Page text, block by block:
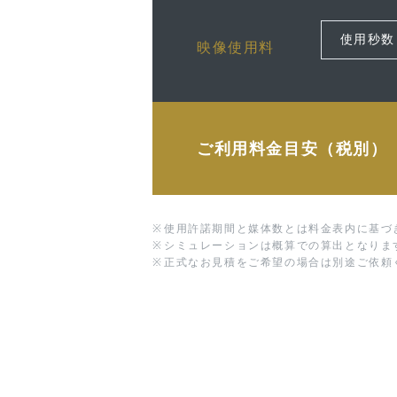
映像使用料
ご利用料金目安（税別）
※ 使用許諾期間と媒体数とは料金表内に基づ
※ シミュレーションは概算での算出となりま
※ 正式なお見積をご希望の場合は別途ご依頼